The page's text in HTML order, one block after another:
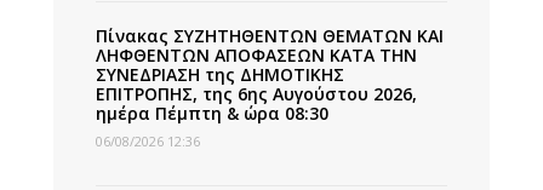
Πίνακας ΣΥΖΗΤΗΘΕΝΤΩΝ ΘΕΜΑΤΩΝ ΚΑΙ
ΛΗΦΘΕΝΤΩΝ ΑΠΟΦΑΣΕΩΝ ΚΑΤΑ ΤΗΝ
ΣΥΝΕΔΡΙΑΣΗ της ΔΗΜΟΤΙΚΗΣ
ΕΠΙΤΡΟΠΗΣ, της 6ης Αυγούστου 2026,
ημέρα Πέμπτη & ώρα 08:30
06/08/2026 12:36